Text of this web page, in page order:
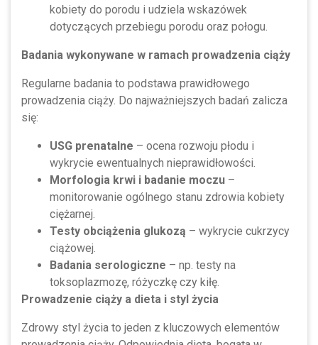
kobiety do porodu i udziela wskazówek
dotyczących przebiegu porodu oraz połogu.
Badania wykonywane w ramach prowadzenia ciąży
Regularne badania to podstawa prawidłowego
prowadzenia ciąży. Do najważniejszych badań zalicza
się:
USG prenatalne – ocena rozwoju płodu i
wykrycie ewentualnych nieprawidłowości.
Morfologia krwi i badanie moczu –
monitorowanie ogólnego stanu zdrowia kobiety
ciężarnej.
Testy obciążenia glukozą – wykrycie cukrzycy
ciążowej.
Badania serologiczne – np. testy na
toksoplazmozę, różyczkę czy kiłę.
Prowadzenie ciąży a dieta i styl życia
Zdrowy styl życia to jeden z kluczowych elementów